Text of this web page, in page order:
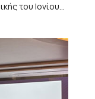
του Ιονίου...